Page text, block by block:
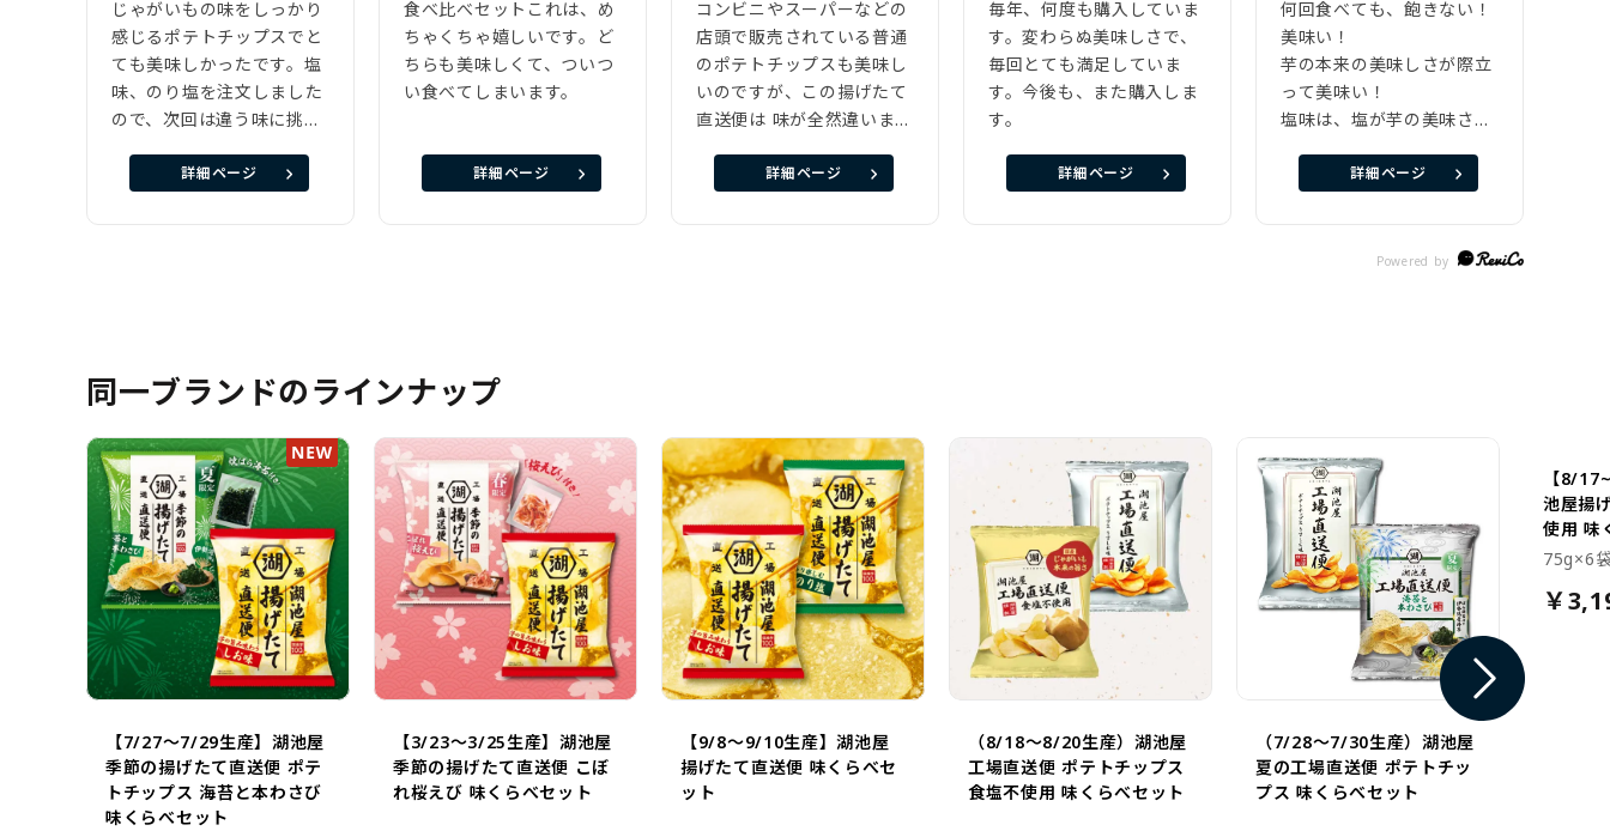
詳細ページ
じゃがいもの味をしっかり
感じるポテトチップスでと
ても美味しかったです。塩
味、のり塩を注文しました
ので、次回は違う味に挑戦
詳細ページ
食べ比べセットこれは、め
ちゃくちゃ嬉しいです。ど
ちらも美味しくて、ついつ
い食べてしまいます。
詳細ページ
コンビニやスーパーなどの
店頭で販売されている普通
のポテトチップスも美味し
いのですが、この揚げたて
直送便は 味が全然違いま
すが、安定して美味しいで
詳細ページ
毎年、何度も購入していま
す。変わらぬ美味しさで、
毎回とても満足していま
す。今後も、また購入しま
す。
詳細ページ
何回食べても、飽きない！
美味い！
芋の本来の美味しさが際立
って美味い！
塩味は、塩が芋の美味さを
のり塩は、海苔の風味が、
たら止まらない。
同一ブランドのラインナップ
【7/27～7/29生産】湖池屋
季節の揚げたて直送便 ポテ
トチップス 海苔と本わさび
味くらべセット
【3/23～3/25生産】湖池屋
季節の揚げたて直送便 こぼ
れ桜えび 味くらべセット
【9/8～9/10生産】湖池屋
揚げたて直送便 味くらべセ
ット
（8/18～8/20生産）湖池屋
工場直送便 ポテトチップス
食塩不使用 味くらべセット
（7/28～7/30生産）湖池屋
夏の工場直送便 ポテトチッ
プス 味くらべセット
【8/
池屋揚
使用 味
75g×6
￥